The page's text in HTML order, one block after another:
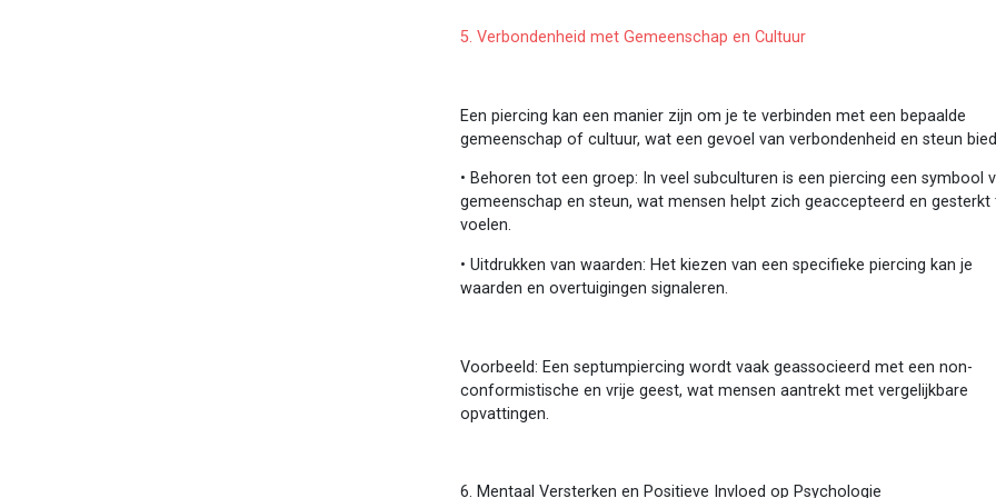
5. Verbondenheid met Gemeenschap en Cultuur
Een piercing kan een manier zijn om je te verbinden met een bepaalde
gemeenschap of cultuur, wat een gevoel van verbondenheid en steun
• Behoren tot een groep: In veel subculturen is een piercing een symbool
gemeenschap en steun, wat mensen helpt zich geaccepteerd en gesterkt
voelen.
• Uitdrukken van waarden: Het kiezen van een specifieke piercing kan je
waarden en overtuigingen signaleren.
Voorbeeld: Een septumpiercing wordt vaak geassocieerd met een non-
conformistische en vrije geest, wat mensen aantrekt met vergelijkbare
opvattingen.
6. Mentaal Versterken en Positieve Invloed op Psychologie